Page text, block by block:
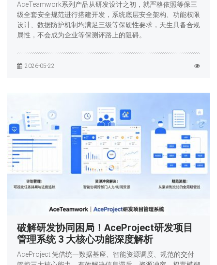
AceTeamwork系列产品从研发设计之初，就严格依照等保三
级全套安全规范进行搭建开发，系统底层安全架构、功能权限
设计、数据防护机制均满足三级等保硬性要求，天生具备合规
属性，不会成为企业等保测评路上的阻碍。
2026-05-22
破解研发协同困局！AceProject研发项目
管理系统 3 大核心功能深度解析
AceProject 凭借统一数据基座、智能资源调度、规范的交付